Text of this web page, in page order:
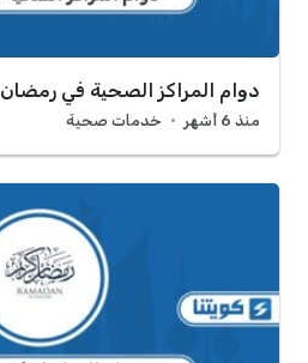
دوام المراكز الصحية في رمضان 2026 الكويت
منذ 6 أشهر خدمات صحية